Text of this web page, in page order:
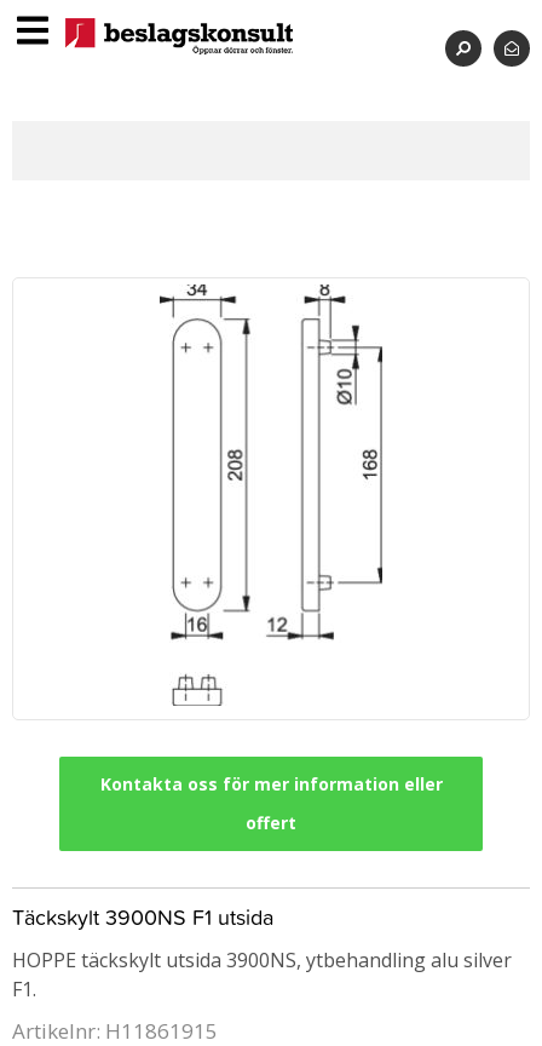
Kontakta oss för mer information eller
offert
Täckskylt 3900NS F1 utsida
HOPPE täckskylt utsida 3900NS, ytbehandling alu silver
F1.
Artikelnr: H11861915